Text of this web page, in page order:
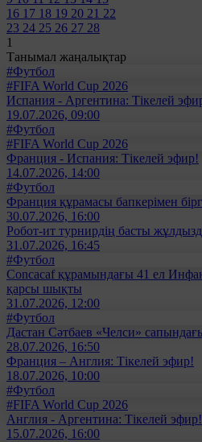
16 17 18 19 20 21 22
23 24 25 26 27 28
1
Танымал жаңалықтар
#Футбол
#FIFA World Cup 2026
Испания - Аргентина: Тікелей
19.07.2026, 09:00
#Футбол
#FIFA World Cup 2026
Франция - Испания: Тікелей эфир!
14.07.2026, 14:00
#Футбол
Франция құрамасы бапкерімен
30.07.2026, 16:00
Робот-ит турнирдің басты
31.07.2026, 16:45
#Футбол
Concacaf құрамындағы 41 ел
қарсы шықты
31.07.2026, 12:00
#Футбол
Дастан Сәтбаев «Челси»
28.07.2026, 16:50
Франция – Англия: Тікелей эфир!
18.07.2026, 10:00
#Футбол
#FIFA World Cup 2026
Англия - Аргентина: Тікелей эфир!
15.07.2026, 16:00